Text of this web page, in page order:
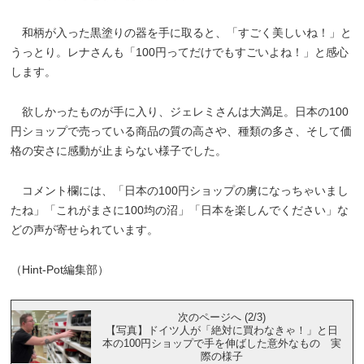
和柄が入った黒塗りの器を手に取ると、「すごく美しいね！」と
うっとり。レナさんも「100円ってだけでもすごいよね！」と感心
します。
欲しかったものが手に入り、ジェレミさんは大満足。日本の100
円ショップで売っている商品の質の高さや、種類の多さ、そして価
格の安さに感動が止まらない様子でした。
コメント欄には、「日本の100円ショップの虜になっちゃいまし
たね」「これがまさに100均の沼」「日本を楽しんでください」な
どの声が寄せられています。
（Hint-Pot編集部）
次のページへ (2/3)
【写真】ドイツ人が「絶対に買わなきゃ！」と日
本の100円ショップで手を伸ばした意外なもの 実
際の様子